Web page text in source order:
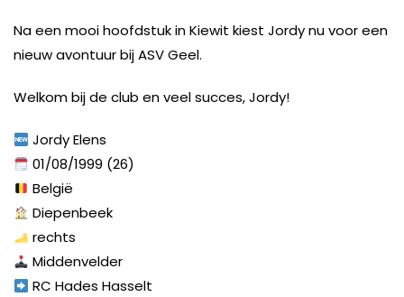
Na een mooi hoofdstuk in Kiewit kiest Jordy nu voor een
nieuw avontuur bij ASV Geel.
Welkom bij de club en veel succes, Jordy!
Jordy Elens
01/08/1999 (26)
België
Diepenbeek
rechts
Middenvelder
RC Hades Hasselt